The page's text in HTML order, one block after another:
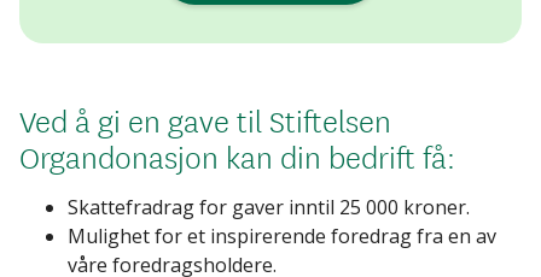
Ved å gi en gave til Stiftelsen
Organdonasjon kan din bedrift få:
Skattefradrag for gaver inntil 25 000 kroner.
Mulighet for et inspirerende foredrag fra en av
våre foredragsholdere.